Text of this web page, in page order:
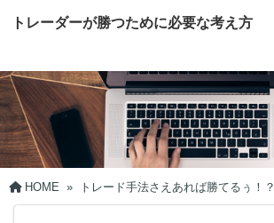
トレーダーが勝つために必要な考え方
HOME » トレード手法さえあれば勝てるぅ！？